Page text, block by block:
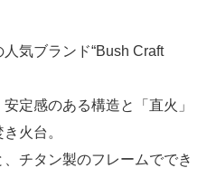
気ブランド“Bush Craft
定感のある構造と「直火」
火台。
チタン製のフレームででき